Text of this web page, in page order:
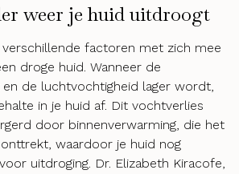
weer je huid uitdroogt
factoren met zich mee
droge huid. Wanneer de
de luchtvochtigheid lager wordt,
in je huid af. Dit vochtverlies
door binnenverwarming, die het
waardoor je huid nog
uitdroging. Dr. Elizabeth Kiracofe,